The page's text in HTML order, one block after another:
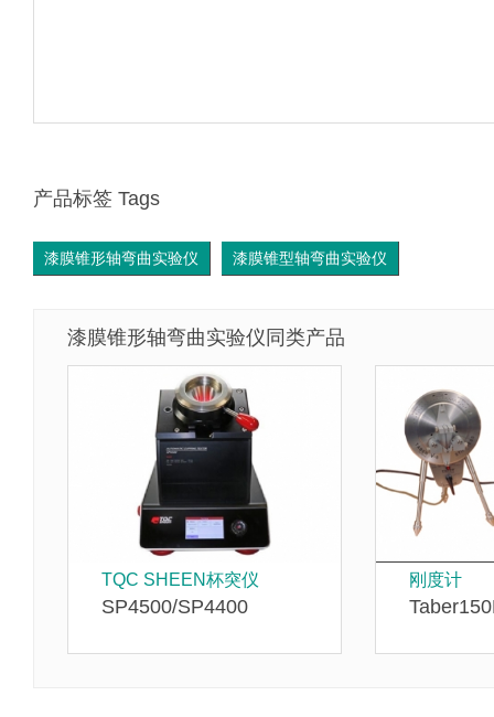
产品标签 Tags
漆膜锥形轴弯曲实验仪 漆膜锥型轴弯曲实验仪
漆膜锥形轴弯曲实验仪同类产品
TQC SHEEN杯突仪
SP4500/SP4400
刚度计